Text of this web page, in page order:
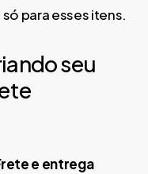
para esses itens.
seu
e entrega